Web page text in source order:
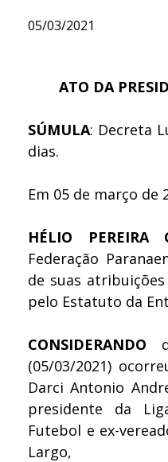
05/03/2021
ATO DA
SÚMULA: Decreta
dias.
Em 05 de março de
HÉLIO PEREIRA
Federação
de suas
pelo Estatuto da
CONSIDERANDO
(05/03/2021)
Darci Antonio
presidente da
Futebol e ex-
Largo,